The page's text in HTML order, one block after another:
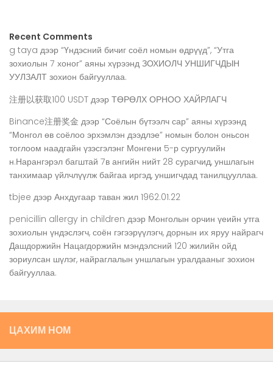
Recent Comments
g taya дээр “Үндэсний бичиг соёл номын өдрүүд”, “Утга
зохиолын 7 хоног” аяны хүрээнд ЗОХИОЛЧ УНШИГЧДЫН
УУЛЗАЛТ зохион байгууллаа.
注册以获取100 USDT дээр ТӨРӨЛХ ОРНОО ХАЙРЛАГЧ
Binance注册奖金 дээр “Соёлын бүтээлч сар” аяны хүрээнд
“Монгол өв соёлоо эрхэмлэн дээдлэе” номын болон оньсон
тоглоом наадгайн үзэсгэлэнг Монгени 5-р сургуулийн
н.Нарангэрэл багштай 7в ангийн нийт 28 сурагчид, уншлагын
танхимаар үйлчлүүлж байгаа иргэд, уншигчдад танилцууллаа.
tbjee дээр Анхдугаар таван жил 1962.01.22
penicillin allergy in children дээр Монголын орчин үеийн утга
зохиолын үндэслэгч, соён гэгээрүүлэгч, дорнын их яруу найрагч
Дашдоржийн Нацагдоржийн мэндэлсний 120 жилийн ойд
зориулсан шүлэг, найраглалын уншлагын уралдааныг зохион
байгууллаа.
ЦАХИМ НОМ